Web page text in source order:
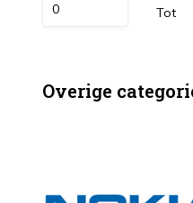
Tot
Overige